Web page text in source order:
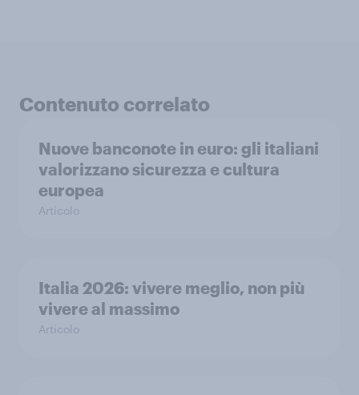
Contenuto correlato
Nuove banconote in euro: gli italiani
valorizzano sicurezza e cultura
europea
Articolo
Italia 2026: vivere meglio, non più
vivere al massimo
Articolo